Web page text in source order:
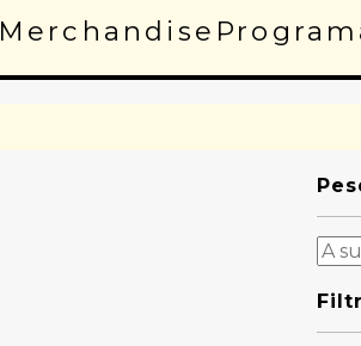
Merchandise